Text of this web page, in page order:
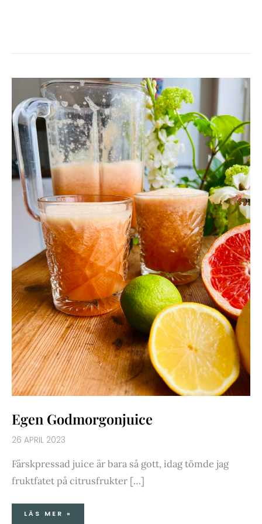
Egen Godmorgonjuice
26 APRIL 2023
Färskpressad juice är bara så gott, idag tömde jag
fruktfatet på citrusfrukter […]
EGEN
GODMORGONJUICE
LÄS MER »